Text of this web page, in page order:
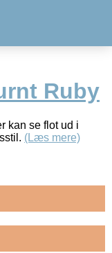
Ruby
kan se flot ud i
(Læs mere)